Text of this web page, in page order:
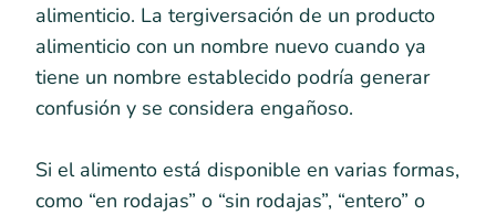
alimenticio. La tergiversación de un producto
alimenticio con un nombre nuevo cuando ya
tiene un nombre establecido podría generar
confusión y se considera engañoso.
Si el alimento está disponible en varias formas,
como “en rodajas” o “sin rodajas”, “entero” o